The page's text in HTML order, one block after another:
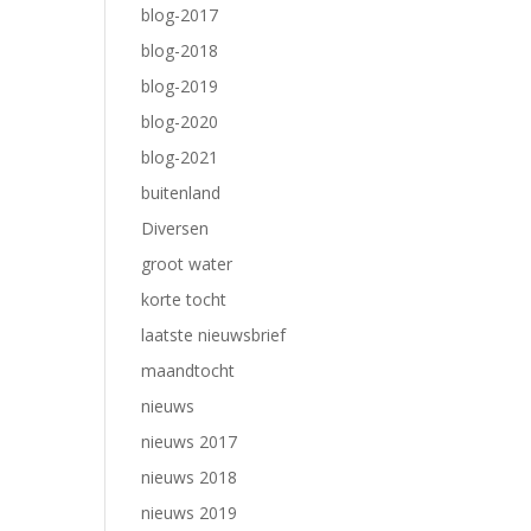
blog-2017
blog-2018
blog-2019
blog-2020
blog-2021
buitenland
Diversen
groot water
korte tocht
laatste nieuwsbrief
maandtocht
nieuws
nieuws 2017
nieuws 2018
nieuws 2019